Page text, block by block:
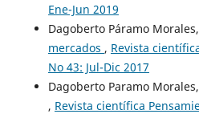
Ene-Jun 2019
Dagoberto Páramo Morales,
mercados , Revista
No 43: Jul-Dic 2017
Dagoberto Paramo Morales,
, Revista científica